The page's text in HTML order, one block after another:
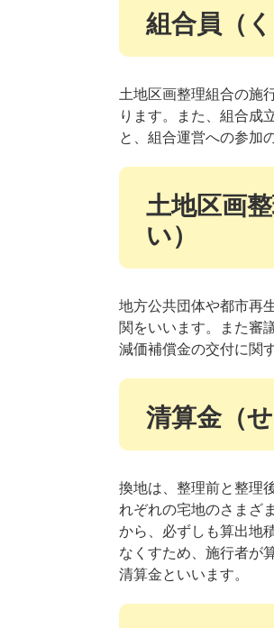
組合員（
土地区画整理組合の施
ります。また、組合成
と、組合運営への参加
土地区画
い）
地方公共団体や都市再
関をいいます。また審
減価補償金の交付に関
清算金（
換地は、整理前と整理
れぞれの宅地のさまざ
から、必ずしも算出地
なくすため、施行者が
清算金といいます。